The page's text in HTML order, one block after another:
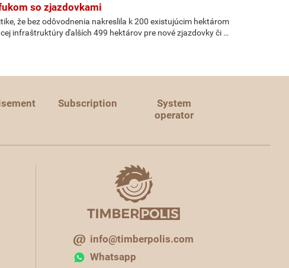
so zjazdovkami
že bez odôvodnenia nakreslila k 200 existujúcim hektárom
infraštruktúry ďalších 499 hektárov pre nové zjazdovky či …
Subscription
System
operator
info@timberpolis.com
Whatsapp